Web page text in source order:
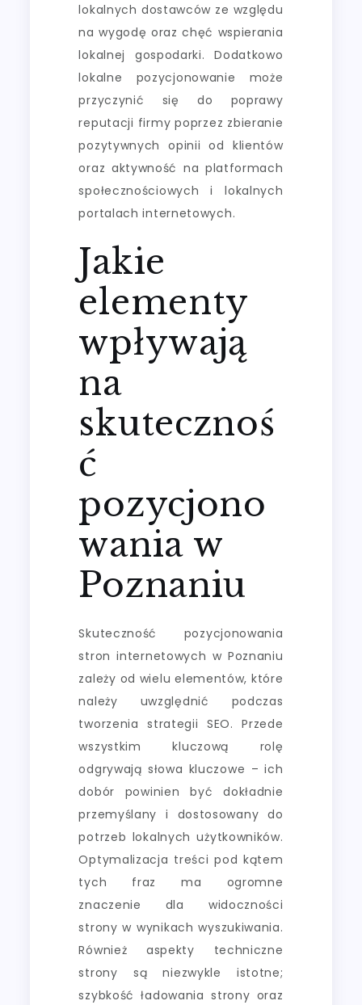
lokalnych dostawców ze względu
na wygodę oraz chęć wspierania
lokalnej gospodarki. Dodatkowo
lokalne pozycjonowanie może
przyczynić się do poprawy
reputacji firmy poprzez zbieranie
pozytywnych opinii od klientów
oraz aktywność na platformach
społecznościowych i lokalnych
portalach internetowych.
Jakie
elementy
wpływają
na
skutecznoś
ć
pozycjono
wania w
Poznaniu
Skuteczność pozycjonowania
stron internetowych w Poznaniu
zależy od wielu elementów, które
należy uwzględnić podczas
tworzenia strategii SEO. Przede
wszystkim kluczową rolę
odgrywają słowa kluczowe – ich
dobór powinien być dokładnie
przemyślany i dostosowany do
potrzeb lokalnych użytkowników.
Optymalizacja treści pod kątem
tych fraz ma ogromne
znaczenie dla widoczności
strony w wynikach wyszukiwania.
Również aspekty techniczne
strony są niezwykle istotne;
szybkość ładowania strony oraz